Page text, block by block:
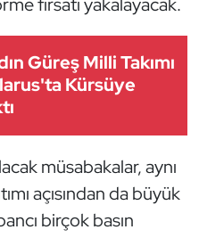
Güreş Milli Takımı
Kürsüye
müsabakalar, aynı
açısından da büyük
birçok basın